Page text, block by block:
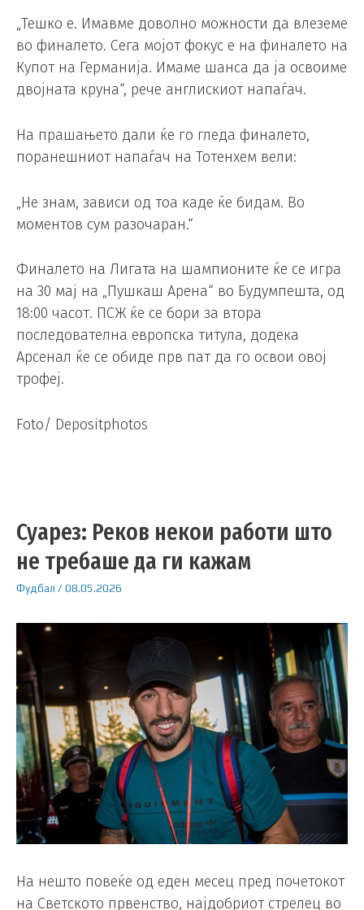
„Тешко е. Имавме доволно можности да влеземе
во финалето. Сега мојот фокус е на финалето на
Купот на Германија. Имаме шанса да ја освоиме
двојната круна“, рече англискиот напаѓач.
На прашањето дали ќе го гледа финалето,
поранешниот напаѓач на Тотенхем вели:
„Не знам, зависи од тоа каде ќе бидам. Во
моментов сум разочаран.“
Финалето на Лигата на шампионите ќе се игра
на 30 мај на „Пушкаш Арена“ во Будумпешта, од
18:00 часот. ПСЖ ќе се бори за втора
последователна европска титула, додека
Арсенал ќе се обиде прв пат да го освои овој
трофеј.
Foto/ Depositphotos
Суарез: Реков некои работи што
не требаше да ги кажам
Фудбал /08.05.2026
На нешто повеќе од еден месец пред почетокот
на Светското првенство, најдобриот стрелец во